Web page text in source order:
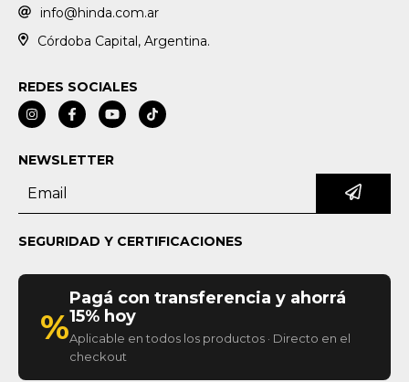
info@hinda.com.ar
Córdoba Capital, Argentina.
REDES SOCIALES
NEWSLETTER
SEGURIDAD Y CERTIFICACIONES
%
Pagá con transferencia y ahorrá
15% hoy
Aplicable en todos los productos · Directo en el
checkout